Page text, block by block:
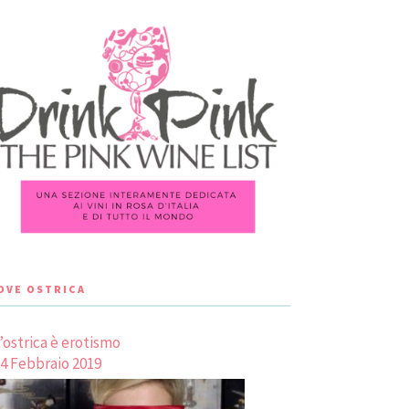
OSTRICA
è erotismo
Febbraio 2019